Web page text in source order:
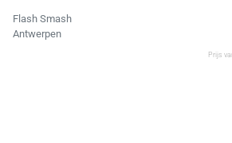
Flash Smash
Antwerpen
Prijs